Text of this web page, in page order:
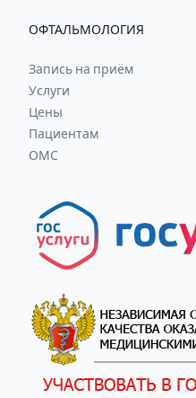
ОФТАЛЬМОЛОГИЯ
Запись на приём
Услуги
Цены
Пациентам
ОМС